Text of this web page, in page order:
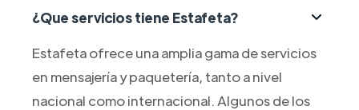
¿Que servicios tiene Estafeta?
Estafeta ofrece una amplia gama de servicios
en mensajería y paquetería, tanto a nivel
nacional como internacional. Algunos de los